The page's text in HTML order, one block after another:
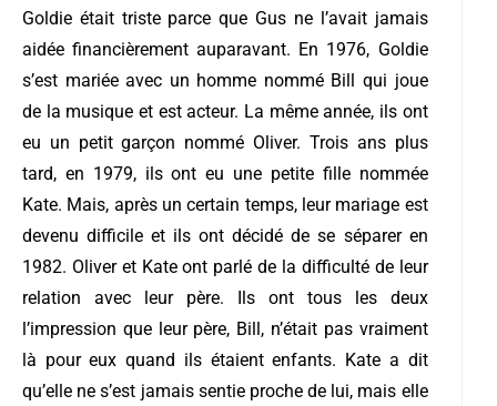
Goldie était triste parce que Gus ne l’avait jamais
aidée financièrement auparavant. En 1976, Goldie
s’est mariée avec un homme nommé Bill qui joue
de la musique et est acteur. La même année, ils ont
eu un petit garçon nommé Oliver. Trois ans plus
tard, en 1979, ils ont eu une petite fille nommée
Kate. Mais, après un certain temps, leur mariage est
devenu difficile et ils ont décidé de se séparer en
1982. Oliver et Kate ont parlé de la difficulté de leur
relation avec leur père. Ils ont tous les deux
l’impression que leur père, Bill, n’était pas vraiment
là pour eux quand ils étaient enfants. Kate a dit
qu’elle ne s’est jamais sentie proche de lui, mais elle